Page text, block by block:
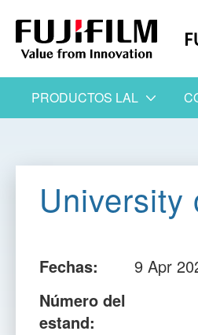
PRODUCTOS LAL
University
Fechas:
9 Apr
Número del
estand: